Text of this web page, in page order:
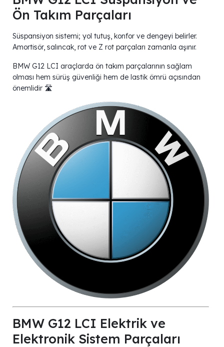
Ön Takım Parçaları
Süspansiyon sistemi; yol tutuş, konfor ve dengeyi belirler.
Amortisör, salıncak, rot ve Z rot parçaları zamanla aşınır.
BMW G12 LCI araçlarda ön takım parçalarının sağlam
olması hem sürüş güvenliği hem de lastik ömrü açısından
önemlidir 🛣️
BMW G12 LCI Elektrik ve
Elektronik Sistem Parçaları